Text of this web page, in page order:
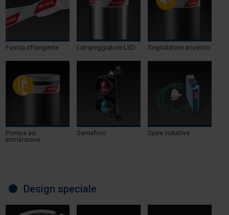
Fascia rifrangente Lampeggiatore LED Segnalatore acustico
Pompa ad
immersione
Semaforo Spire induttive
Design speciale